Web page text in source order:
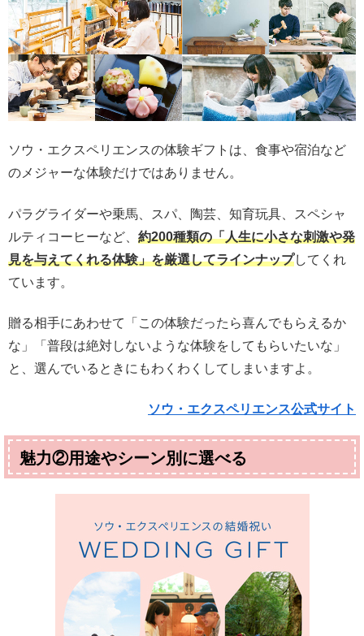
ソウ・エクスペリエンスの体験ギフトは、食事や宿泊など
のメジャーな体験だけではありません。
パラグライダーや乗馬、スパ、陶芸、知育玩具、スペシャ
ルティコーヒーなど、 約200種類の「人生に小さな刺激や発
見を与えてくれる体験」を厳選してラインナップしてくれ
ています。
贈る相手にあわせて「この体験だったら喜んでもらえるか
な」「普段は絶対しないような体験をしてもらいたいな」
と、選んでいるときにもわくわくしてしまいますよ。
ソウ・エクスペリエンス公式サイト
魅力②用途やシーン別に選べる